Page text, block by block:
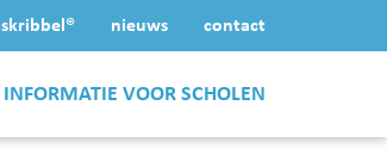
skribbel® nieuws contact
INFORMATIE VOOR SCHOLEN